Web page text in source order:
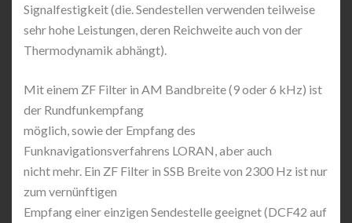
Signalfestigkeit (die. Sendestellen verwenden teilweise
sehr hohe Leistungen, deren Reichweite auch von der
Thermodynamik abhängt).
Mit einem ZF Filter in AM Bandbreite (9 oder 6 kHz) ist
der Rundfunkempfang
möglich, sowie der Empfang des
Funknavigationsverfahrens LORAN, aber auch
nicht mehr. Ein ZF Filter in SSB Breite von 2300 Hz ist nur
zum vernünftigen
Empfang einer einzigen Sendestelle geeignet (DCF42 auf